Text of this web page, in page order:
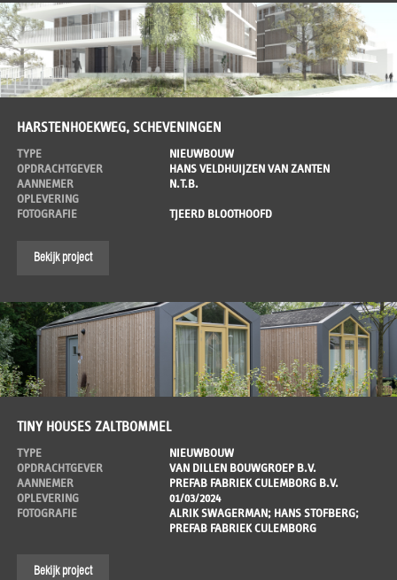
HARSTENHOEKWEG, SCHEVENINGEN
TYPE
NIEUWBOUW
OPDRACHTGEVER
HANS VELDHUIJZEN VAN ZANTEN
AANNEMER
N.T.B.
OPLEVERING
FOTOGRAFIE
TJEERD BLOOTHOOFD
Bekijk project
TINY HOUSES ZALTBOMMEL
TYPE
NIEUWBOUW
OPDRACHTGEVER
VAN DILLEN BOUWGROEP B.V.
AANNEMER
PREFAB FABRIEK CULEMBORG B.V.
OPLEVERING
01/03/2024
FOTOGRAFIE
ALRIK SWAGERMAN; HANS STOFBERG;
PREFAB FABRIEK CULEMBORG
Bekijk project